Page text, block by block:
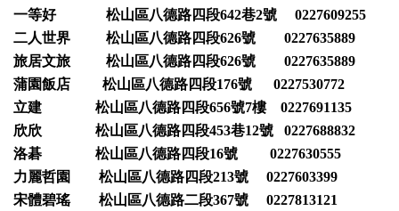
一等好 松山區八德路四段642巷2號 0227609255
二人世界 松山區八德路四段626號 0227635889
旅居文旅 松山區八德路四段626號 0227635889
蒲園飯店 松山區八德路四段176號 0227530772
立建 松山區八德路四段656號7樓 0227691135
欣欣 松山區八德路四段453巷12號 0227688832
洛碁 松山區八德路四段16號 0227630555
力麗哲園 松山區八德路四段213號 0227603399
宋體碧瑤 松山區八德路二段367號 0227813121